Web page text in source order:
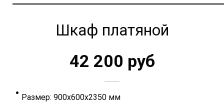
Шкаф платяной
42 200 руб
Размер: 900х600х2350 мм